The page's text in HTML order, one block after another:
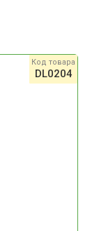
Код товара
DL0204